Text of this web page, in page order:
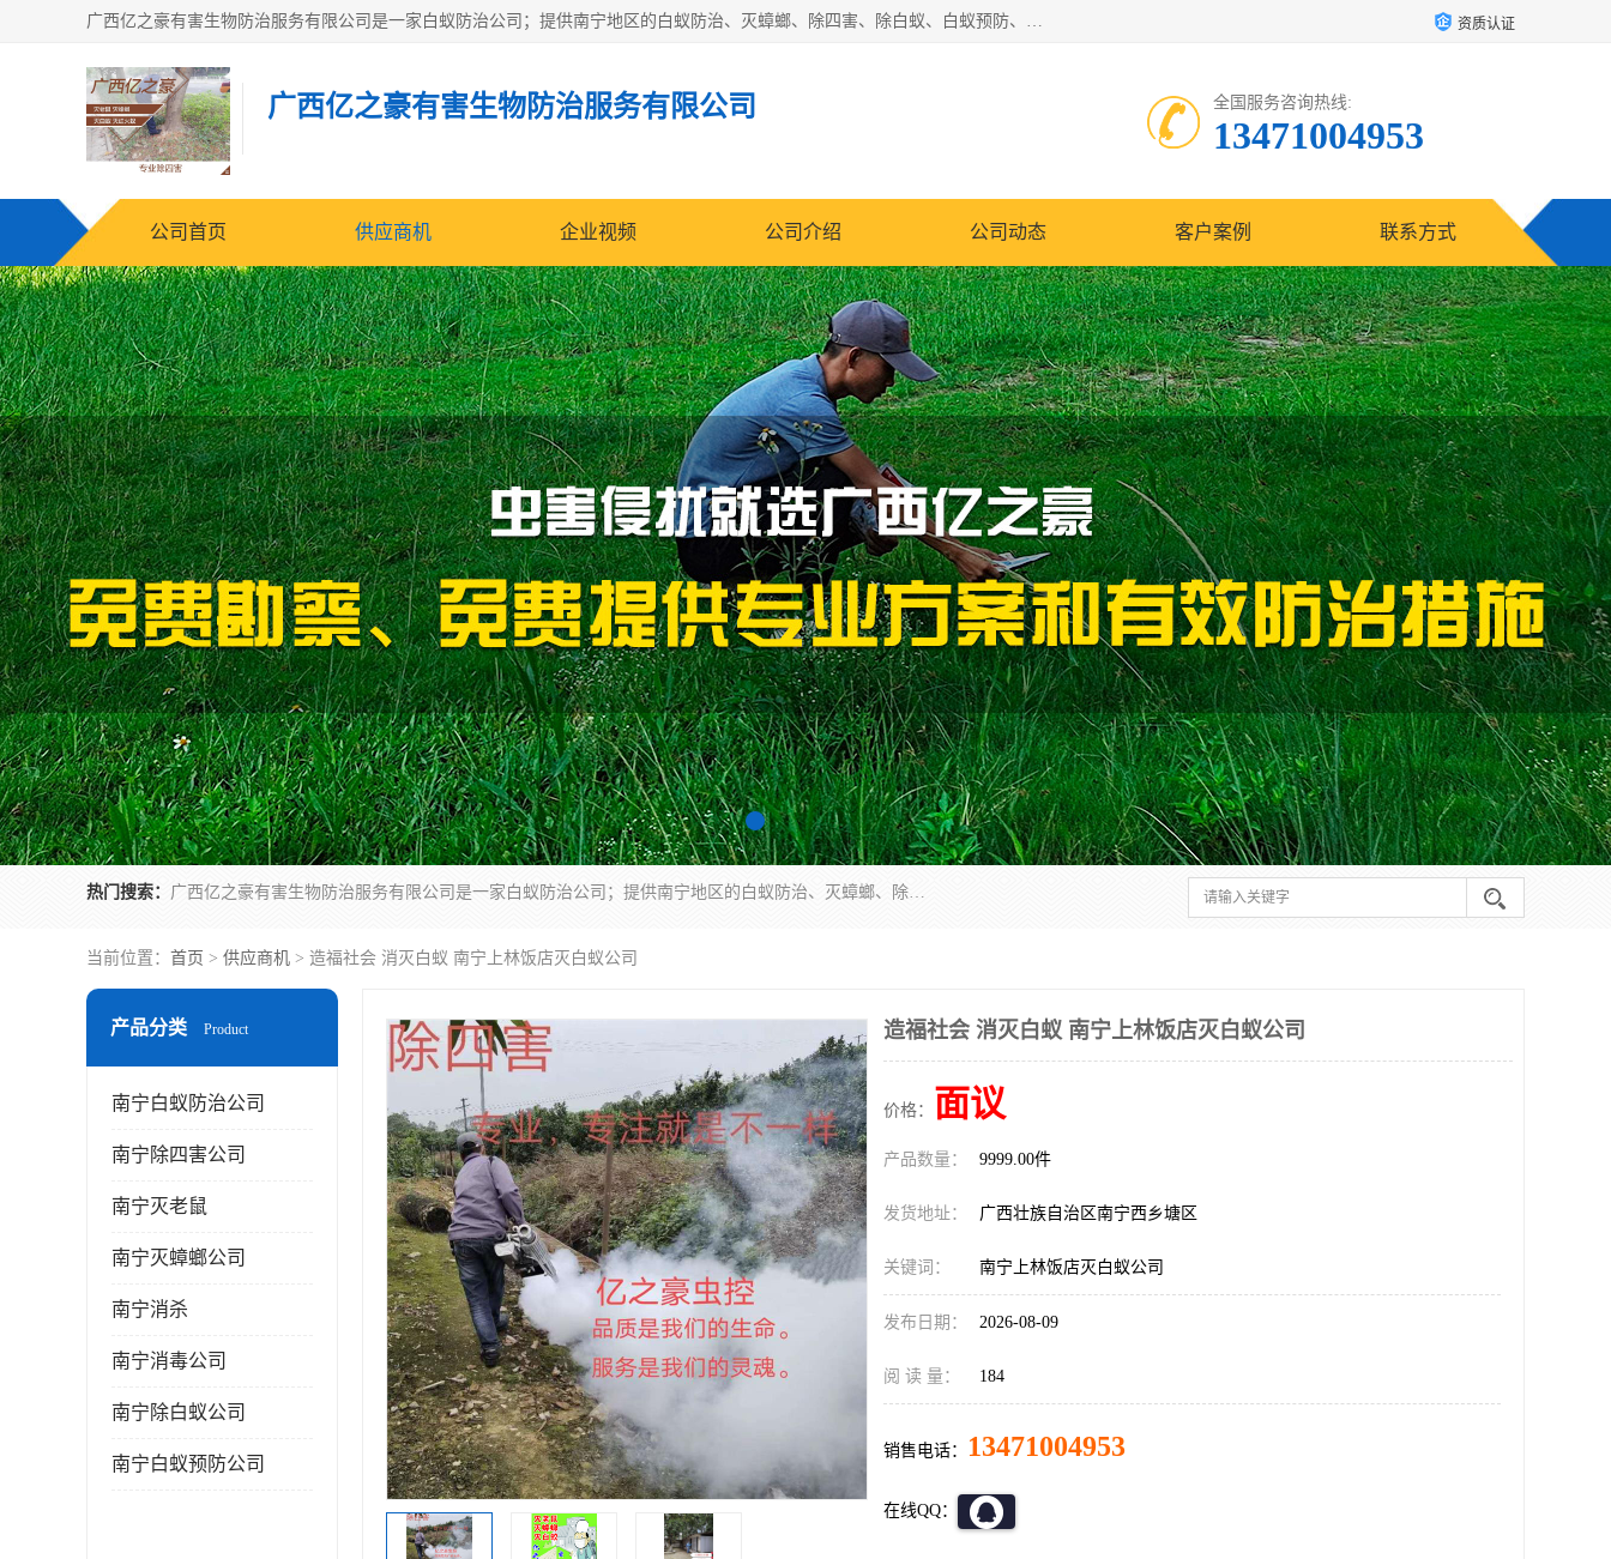
广西亿之豪有害生物防治服务有限公司是一家白蚁防治公司；提供南宁地区的白蚁防治、灭蟑螂、除四害、除白蚁、白蚁预防、消毒等服务，广西亿之豪有害生物防治服务有限公司专业灭蟑螂,灭鼠,除四害,服务上门,安全环保,售后保障,一次消杀，竭诚为您服务. 资质认证
广西亿之豪有害生物防治服务有限公司 全国服务咨询热线:
13471004953
公司首页 供应商机 企业视频 公司介绍 公司动态 客户案例 联系方式
热门搜索： 广西亿之豪有害生物防治服务有限公司是一家白蚁防治公司；提供南宁地区的白蚁防治、灭蟑螂、除四害、除白蚁、白蚁预防、消毒等服务，广西亿之豪有害生物防治服务有限公司专业灭蟑螂,灭鼠,除四害,服务上门,安全环保,售后保障,一次消杀，竭诚为您服务.
当前位置： 首页 > 供应商机 > 造福社会 消灭白蚁 南宁上林饭店灭白蚁公司
产品分类 Product
南宁白蚁防治公司
南宁除四害公司
南宁灭老鼠
南宁灭蟑螂公司
南宁消杀
南宁消毒公司
南宁除白蚁公司
南宁白蚁预防公司
造福社会 消灭白蚁 南宁上林饭店灭白蚁公司
价格： 面议
产品数量： 9999.00件
发货地址： 广西壮族自治区南宁西乡塘区
关键词： 南宁上林饭店灭白蚁公司
发布日期： 2026-08-09
阅 读 量： 184
销售电话： 13471004953
在线QQ：